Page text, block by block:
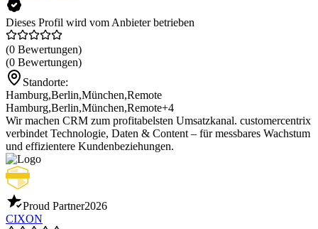
Dieses Profil wird vom Anbieter betrieben
(0 Bewertungen)
(0 Bewertungen)
Standorte:
Hamburg,Berlin,München,Remote
Hamburg,Berlin,München,Remote+4
Wir machen CRM zum profitabelsten Umsatzkanal. customercentrix
verbindet Technologie, Daten & Content – für messbares Wachstum
und effizientere Kundenbeziehungen.
Proud Partner2026
CIXON